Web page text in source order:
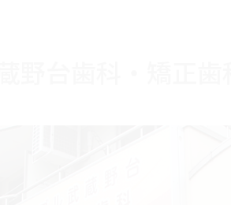
台歯科・矯正歯